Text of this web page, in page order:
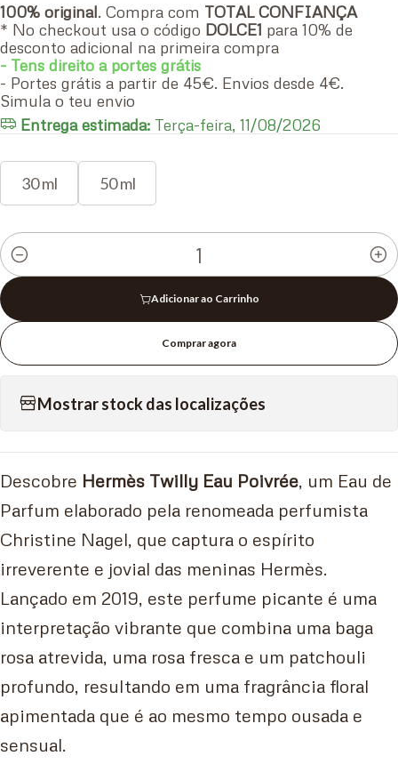
100% original. Compra com TOTAL CONFIANÇA
* No checkout usa o código DOLCE1 para 10% de
desconto adicional na primeira compra
- Tens direito a portes grátis
- Portes grátis a partir de 45€. Envios desde 4€.
Simula o teu envio
Entrega estimada: Terça-feira, 11/08/2026
30 ml 50 ml
Quantidade
Adicionar ao Carrinho
Comprar agora
Mostrar stock das localizações
Descobre Hermès Twilly Eau Poivrée , um Eau de
Parfum elaborado pela renomeada perfumista
Christine Nagel, que captura o espírito
irreverente e jovial das meninas Hermès.
Lançado em 2019, este perfume picante é uma
interpretação vibrante que combina uma baga
rosa atrevida, uma rosa fresca e um patchouli
profundo, resultando em uma fragrância floral
apimentada que é ao mesmo tempo ousada e
sensual.